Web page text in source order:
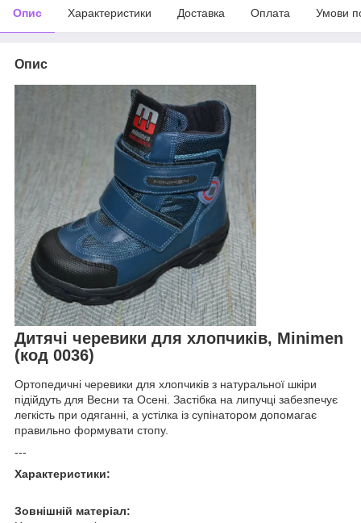
Опис Характеристики Доставка Оплата Умови
Опис
Дитячі черевики для хлопчиків, Minimen
(код 0036)
Ортопедичні черевики для хлопчиків з натуральної шкіри
підійдуть для Весни та Осені. Застібка на липучці забезпечує
легкість при одяганні, а устілка із супінатором допомагає
правильно формувати стопу.
---
Характеристики:
Зовнішній матеріал: